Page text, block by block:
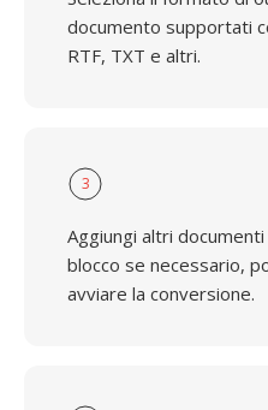
documento supportati
RTF, TXT e altri.
3
Aggiungi altri
blocco se necessario,
avviare la conversione.